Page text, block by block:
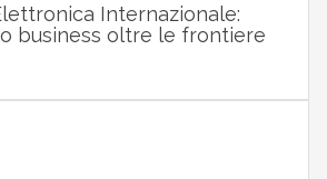
Internazionale:
business oltre le frontiere